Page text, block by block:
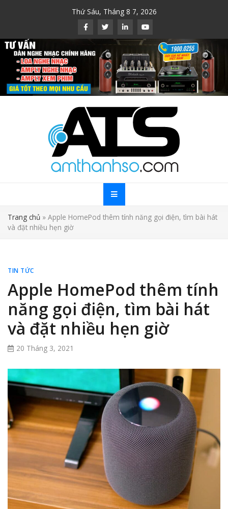
Thứ Sáu, Tháng 8 7, 2026
Trang chủ » Apple HomePod thêm tính năng gọi điện, tìm bài hát
và đặt nhiều hẹn giờ
TIN TỨC
Apple HomePod thêm tính
năng gọi điện, tìm bài hát
và đặt nhiều hẹn giờ
20 Tháng 3, 2021